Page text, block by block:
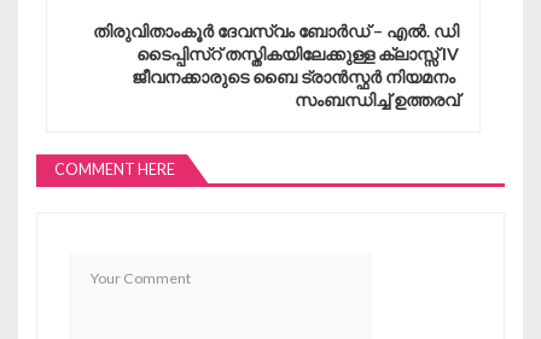
തിരുവിതാംകൂർ ദേവസ്വം ബോർഡ്‌ – എൽ. ഡി
ടൈപ്പിസ്റ് തസ്തികയിലേക്കുള്ള ക്ലാസ്സ്‌ IV
ജീവനക്കാരുടെ ബൈ ട്രാൻസ്ഫർ നിയമനം
സംബന്ധിച്ച് ഉത്തരവ്
COMMENT HERE